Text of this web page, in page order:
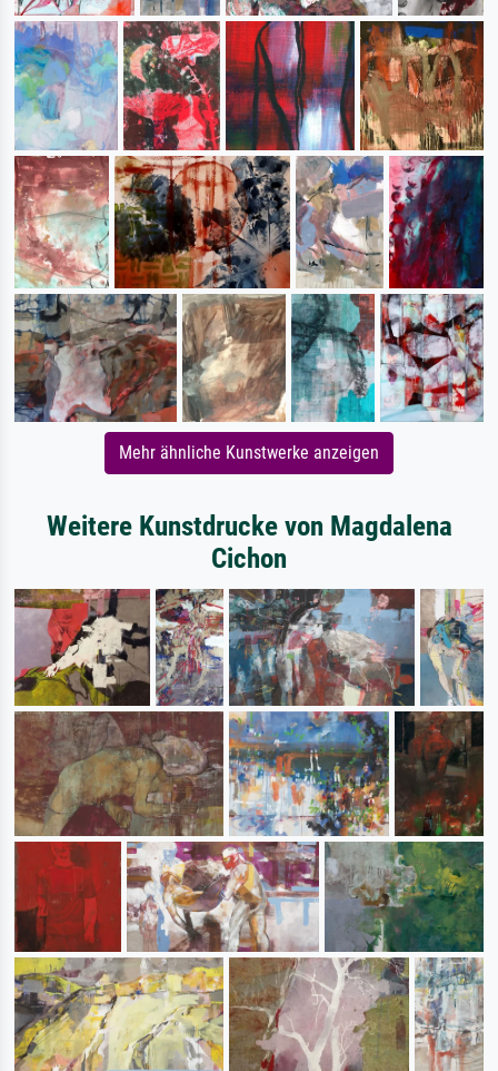
Mehr ähnliche Kunstwerke anzeigen
Weitere Kunstdrucke von Magdalena
Cichon